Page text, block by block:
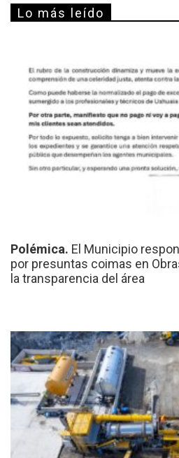
Lo más leído
Polémica. El Municipio
por presuntas coimas en
la transparencia del área